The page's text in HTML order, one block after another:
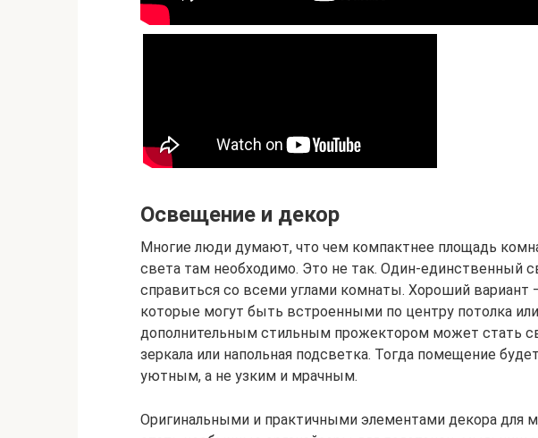
Освещение и декор
Многие люди думают, что чем компактнее площадь
света там необходимо. Это не так. Один-единственный
справиться со всеми углами комнаты. Хороший
которые могут быть встроенными по центру потолка
дополнительным стильным прожектором может стать
зеркала или напольная подсветка. Тогда помещение
уютным, а не узким и мрачным.
Оригинальными и практичными элементами декора для